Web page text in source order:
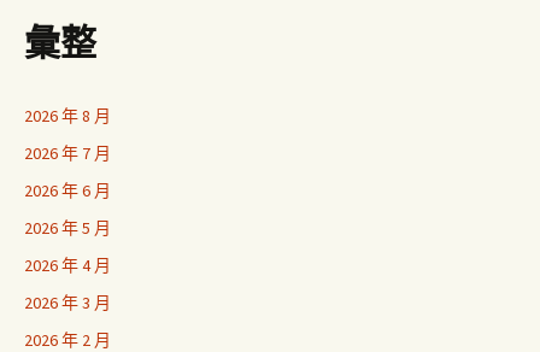
彙整
2026 年 8 月
2026 年 7 月
2026 年 6 月
2026 年 5 月
2026 年 4 月
2026 年 3 月
2026 年 2 月